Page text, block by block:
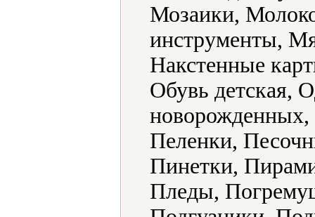
Мозаики,
инструменты,
Накстенные
Обувь детская,
Пеленки,
Пинетки,
Пледы,